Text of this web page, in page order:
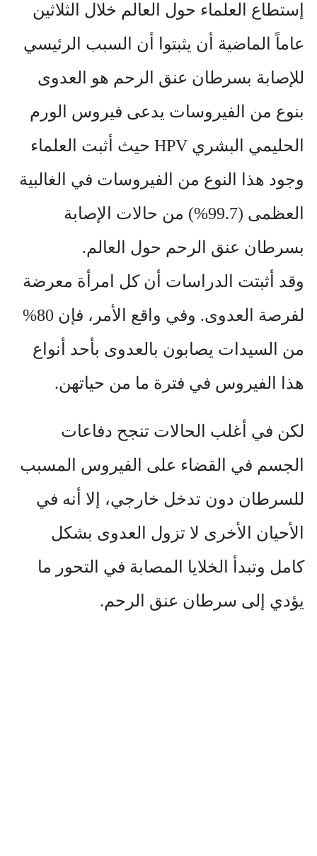
إستطاع العلماء حول العالم خلال الثلاثين
عاماً الماضية أن يثبتوا أن السبب الرئيسي
للإصابة بسرطان عنق الرحم هو العدوى
بنوع من الفيروسات يدعى فيروس الورم
الحليمي البشريHPV حيث أثبت العلماء
وجود هذا النوع من الفيروسات في الغالبية
العظمى (99.7%) من حالات الإصابة
بسرطان عنق الرحم حول العالم.
وقد أثبتت الدراسات أن كل امرأة معرضة
لفرصة العدوى. وفي واقع الأمر، فإن 80%
من السيدات يصابون بالعدوى بأحد أنواع
هذا الفيروس في فترة ما من حياتهن.
لكن في أغلب الحالات تنجح دفاعات
الجسم في القضاء على الفيروس المسبب
للسرطان دون تدخل خارجي، إلا أنه في
الأحيان الأخرى لا تزول العدوى بشكل
كامل وتبدأ الخلايا المصابة في التحور ما
يؤدي إلى سرطان عنق الرحم.